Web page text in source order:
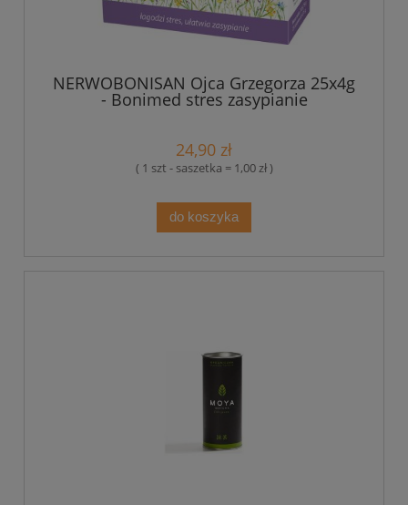
NERWOBONISAN Ojca Grzegorza 25x4g
- Bonimed stres zasypianie
24,90 zł
( 1 szt - saszetka = 1,00 zł )
do koszyka